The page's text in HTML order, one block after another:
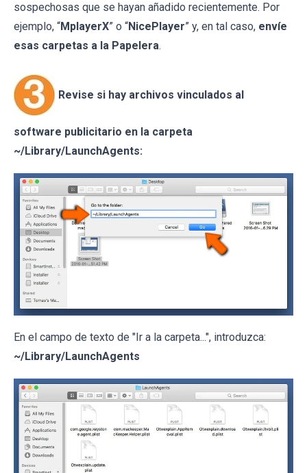
sospechosas que se hayan añadido recientemente. Por
ejemplo, “MplayerX” o “NicePlayer” y, en tal caso, envíe
esas carpetas a la Papelera.
Revise si hay archivos vinculados al
software publicitario en la carpeta
~/Library/LaunchAgents:
En el campo de texto de "Ir a la carpeta...", introduzca:
~/Library/LaunchAgents